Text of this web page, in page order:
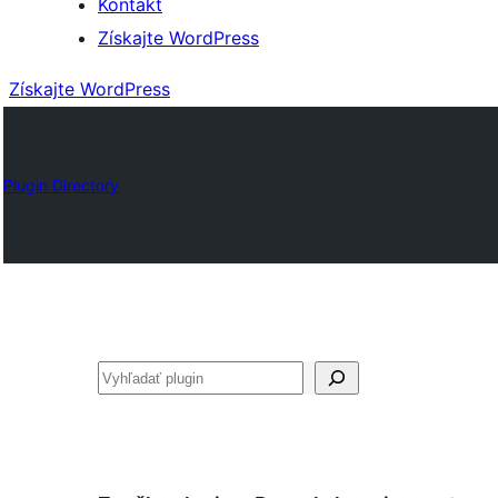
Kontakt
Získajte WordPress
Získajte WordPress
Plugin Directory
Hľadať